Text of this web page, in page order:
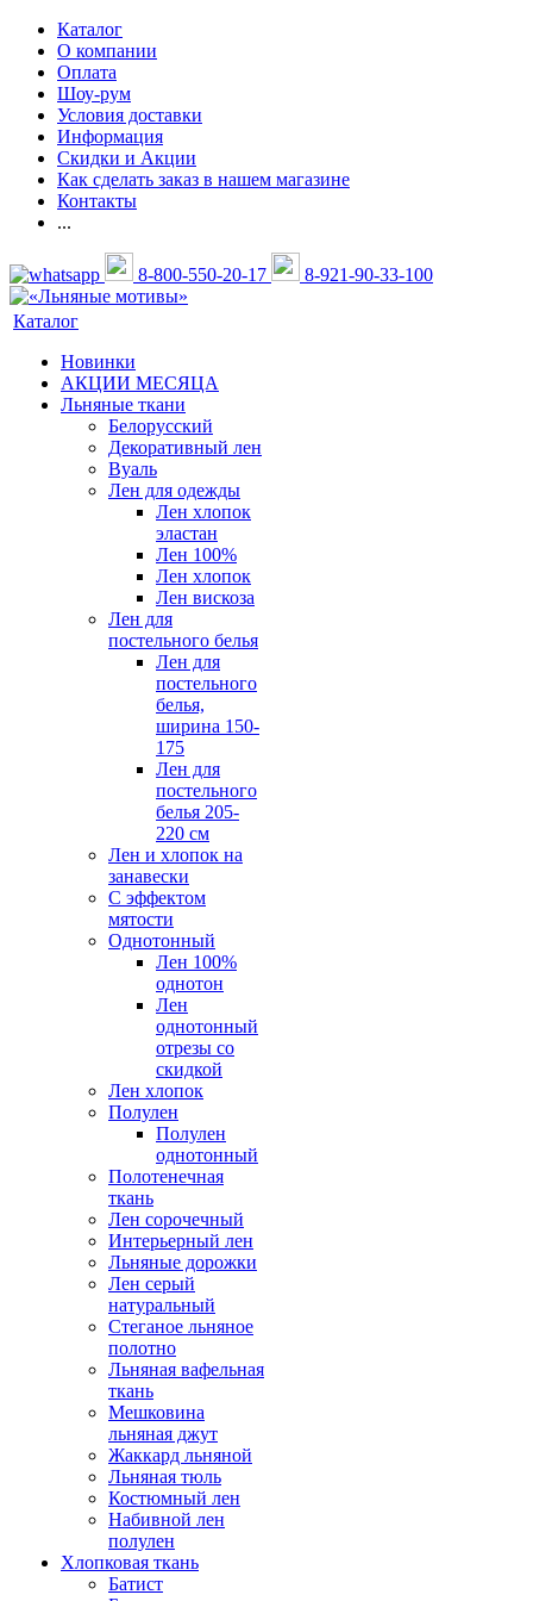
Каталог
О компании
Оплата
Шоу-рум
Условия доставки
Информация
Скидки и Акции
Как сделать заказ в нашем магазине
Контакты
...
8-800-550-20-17 8-921-90-33-100
Каталог
Новинки
АКЦИИ МЕСЯЦА
Льняные ткани
Белорусский
Декоративный лен
Вуаль
Лен для одежды
Лен хлопок
эластан
Лен 100%
Лен хлопок
Лен вискоза
Лен для
постельного белья
Лен для
постельного
белья,
ширина 150-
175
Лен для
постельного
белья 205-
220 см
Лен и хлопок на
занавески
С эффектом
мятости
Однотонный
Лен 100%
однотон
Лен
однотонный
отрезы со
скидкой
Лен хлопок
Полулен
Полулен
однотонный
Полотенечная
ткань
Лен сорочечный
Интерьерный лен
Льняные дорожки
Лен серый
натуральный
Стеганое льняное
полотно
Льняная вафельная
ткань
Мешковина
льняная джут
Жаккард льняной
Льняная тюль
Костюмный лен
Набивной лен
полулен
Хлопковая ткань
Батист